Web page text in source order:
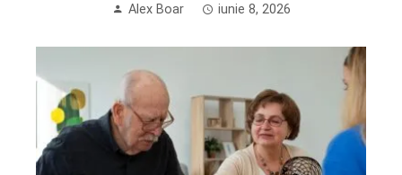
Alex Boar iunie 8, 2026